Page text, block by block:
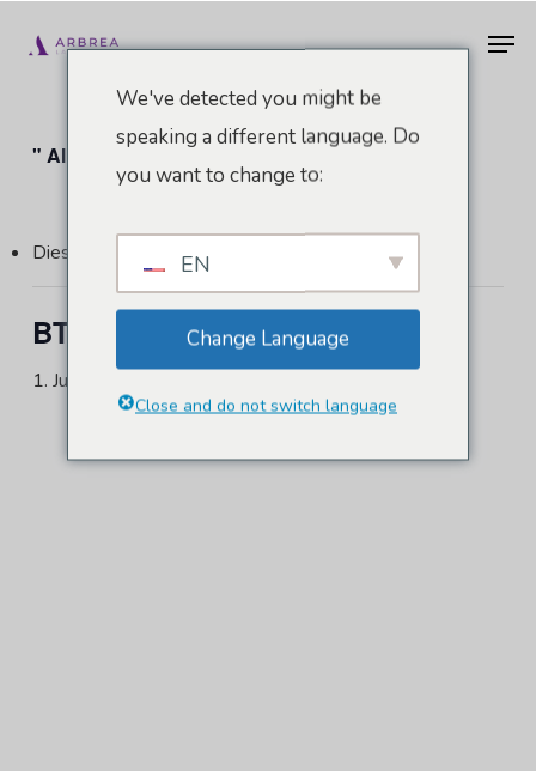
Hauptinhalt
" Alle Veranstaltungen
Diese Veranstaltung hat bereits stattgefunden.
BTS - Stockholm
1. Juni 2023
We've detected you might be
speaking a different language. Do
you want to change to:
EN
Change Language
Close and do not switch language